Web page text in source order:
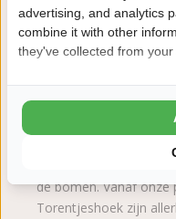
de bomen. Vanaf onze
Torentjeshoek zijn
advertising, and analytics
combine it with other
they've collected from